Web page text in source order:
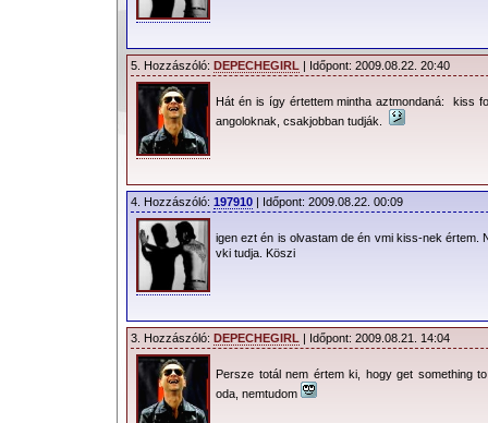
5. Hozzászóló: DEPECHEGIRL | Időpont: 2009.08.22. 20:40
Hát én is így értettem mintha aztmondaná: kiss
angoloknak, csakjobban tudják.
4. Hozzászóló: 197910 | Időpont: 2009.08.22. 00:09
igen ezt én is olvastam de én vmi kiss-nek értem.
vki tudja. Köszi
3. Hozzászóló: DEPECHEGIRL | Időpont: 2009.08.21. 14:04
Persze totál nem értem ki, hogy get something
oda, nemtudom